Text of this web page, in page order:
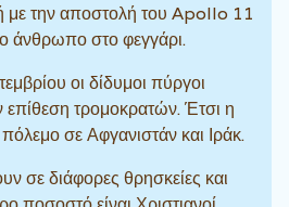
με την αποστολή του Apollo 11
άνθρωπο στο φεγγάρι.
οι δίδυμοι πύργοι
επίθεση τρομοκρατών. Έτσι η
σε Αφγανιστάν και Ιράκ.
σε διάφορες θρησκείες και